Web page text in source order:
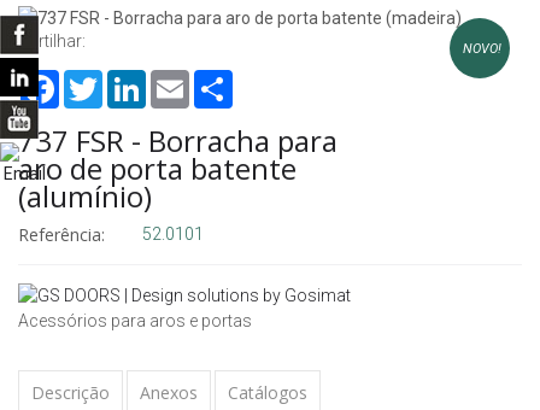
NOVO!
Partilhar:
FacebookTwitterLinkedInEmail
737 FSR - Borracha para
aro de porta batente
(alumínio)
Referência: 52.0101
Acessórios para aros e portas
Descrição Anexos Catálogos